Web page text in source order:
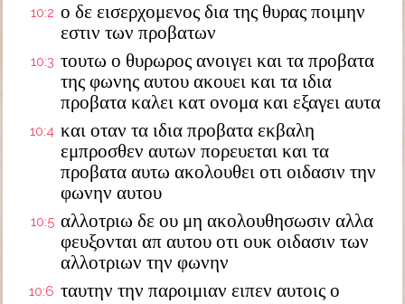
10:2 ο δε εισερχομενος δια της θυρας ποιμην
εστιν των προβατων
10:3 τουτω ο θυρωρος ανοιγει και τα προβατα
της φωνης αυτου ακουει και τα ιδια
προβατα καλει κατ ονομα και εξαγει αυτα
10:4 και οταν τα ιδια προβατα εκβαλη
εμπροσθεν αυτων πορευεται και τα
προβατα αυτω ακολουθει οτι οιδασιν την
φωνην αυτου
10:5 αλλοτριω δε ου μη ακολουθησωσιν αλλα
φευξονται απ αυτου οτι ουκ οιδασιν των
αλλοτριων την φωνην
10:6 ταυτην την παροιμιαν ειπεν αυτοις ο